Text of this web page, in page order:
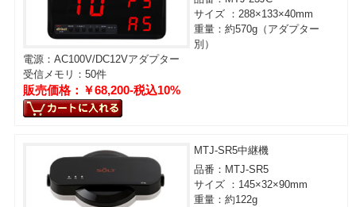
サイズ ：288×133×40mm
重量：約570g（アダプター
別）
電源：AC100V/DC12Vアダプター
受信メモリ：50件
販売価格：￥68,200-税込10%
MTJ-SR5中継機
品番：MTJ-SR5
サイズ ：145×32×90mm
重量：約122g